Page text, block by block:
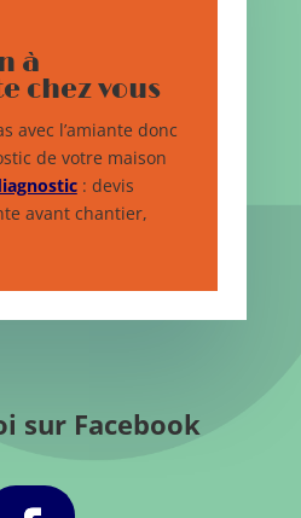
à
chez vous
avec l’amiante donc
de votre maison
: devis
avant chantier,
sur Facebook